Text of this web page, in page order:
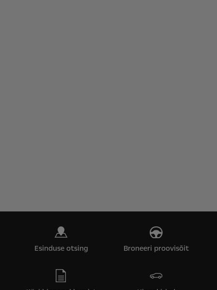
Esinduse otsing Broneeri proovisõit